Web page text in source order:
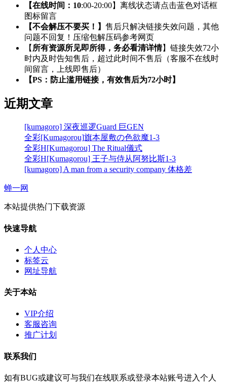
【在线时间：10:00-20:00】离线状态请点击蓝色对话框
图标留言
【不会解压不要买！】 售后只解决链接失效问题，其他
问题不回复！压缩包解压码参考网页
【 所有资源所见即所得，务必看清详情】链接失效72小
时内及时告知售后，超过此时间不售后（客服不在线时
间留言，上线即售后）
【PS：防止滥用链接，有效售后为72小时】
近期文章
[kumagoro] 深夜巡逻Guard 巨GEN
全彩[Kumagorou]旗本屋敷の色欲魔1-3
全彩H[Kumagorou] The Ritual儀式
全彩H[Kumagorou] 王子与侍从阿努比斯1-3
[kumagoro] A man from a security company 体格差
蝉一网
本站提供热门下载资源
快速导航
个人中心
标签云
网址导航
关于本站
VIP介绍
客服咨询
推广计划
联系我们
如有BUG或建议可与我们在线联系或登录本站账号进入个人